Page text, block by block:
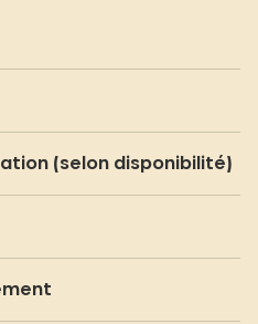
(selon disponibilité)